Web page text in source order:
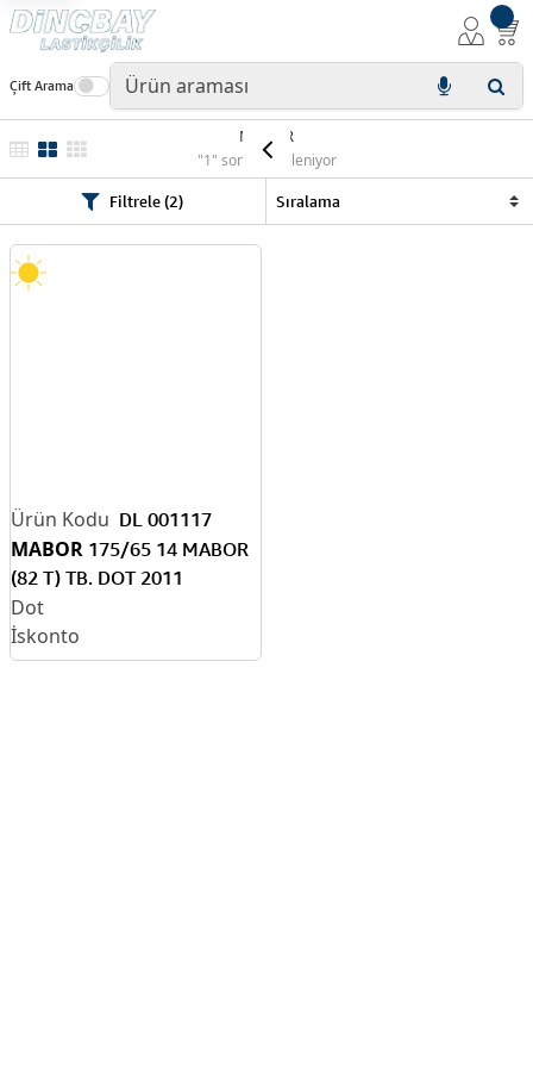
Çift Arama
MABOR
"1" sonuç listeleniyor
Filtrele (2)
DL 001117
MABOR 175/65 14 MABOR
(82 T) TB. DOT 2011